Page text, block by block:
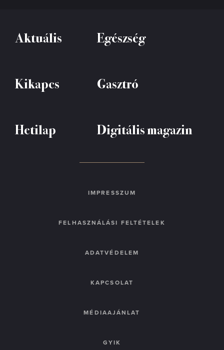
Aktuális Egészség
Kikapcs Gasztró
Hetilap Digitális magazin
IMPRESSZUM
FELHASZNÁLÁSI FELTÉTELEK
ADATVÉDELEM
KAPCSOLAT
MÉDIAAJÁNLAT
GYIK